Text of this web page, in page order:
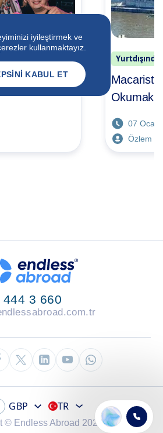
En Güzel
Okumak
07 Ocak
Özlem
444 3 660
© Endless Abroad 2026
GBP TR
iyileştirmek ve
kullanmaktayız.
KABUL ET